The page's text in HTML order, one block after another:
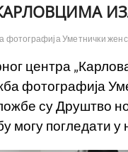
фотографија Уметнички
центра
фотографија
су Друштво
могу погледати